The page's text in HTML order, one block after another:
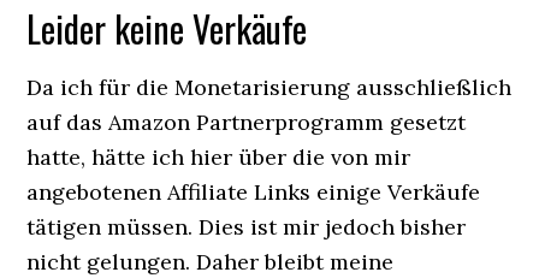
Leider keine Verkäufe
Da ich für die Monetarisierung ausschließlich
auf das Amazon Partnerprogramm gesetzt
hatte, hätte ich hier über die von mir
angebotenen Affiliate Links einige Verkäufe
tätigen müssen. Dies ist mir jedoch bisher
nicht gelungen. Daher bleibt meine